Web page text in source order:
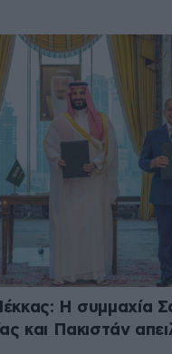
Η συμμαχία
και Πακιστάν